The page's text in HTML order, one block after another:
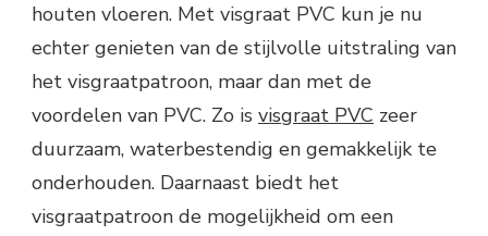
houten vloeren. Met visgraat PVC kun je nu
echter genieten van de stijlvolle uitstraling van
het visgraatpatroon, maar dan met de
voordelen van PVC. Zo is visgraat PVC zeer
duurzaam, waterbestendig en gemakkelijk te
onderhouden. Daarnaast biedt het
visgraatpatroon de mogelijkheid om een